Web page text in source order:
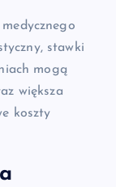
stawki
mogą
większa
koszty